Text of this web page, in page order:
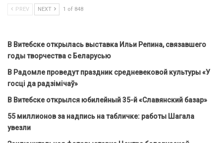
PREV NEXT 1 of 848
В Витебске открылась выставка Ильи Репина, связавшего
годы творчества с Беларусью
В Радомле проведут праздник средневековой культуры «У
госці да радзімічаў»
В Витебске открылся юбилейный 35-й «Славянский базар»
55 миллионов за надпись на табличке: работы Шагала
увезли